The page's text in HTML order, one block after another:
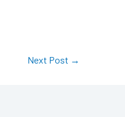
Next Post →